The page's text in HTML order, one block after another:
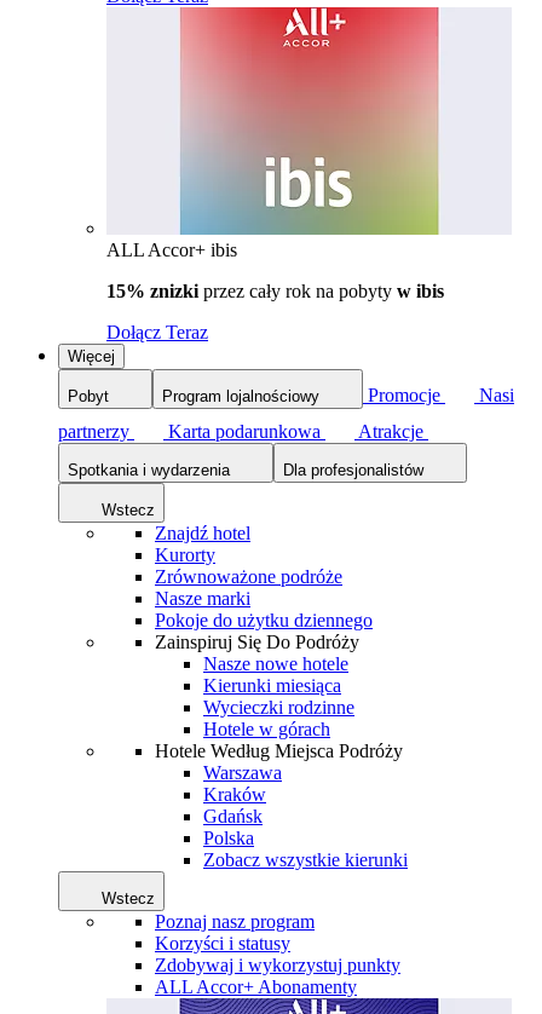
ALL Accor+ ibis
15% znizki przez cały rok na pobyty w ibis
Dołącz Teraz
Więcej
Pobyt Program lojalnościowy Promocje
Nasi
partnerzy
Karta podarunkowa Atrakcje
Spotkania i wydarzenia Dla profesjonalistów
Wstecz
Znajdź hotel
Kurorty
Zrównoważone podróże
Nasze marki
Pokoje do użytku dziennego
Zainspiruj Się Do Podróży
Nasze nowe hotele
Kierunki miesiąca
Wycieczki rodzinne
Hotele w górach
Hotele Według Miejsca Podróży
Warszawa
Kraków
Gdańsk
Polska
Zobacz wszystkie kierunki
Wstecz
Poznaj nasz program
Korzyści i statusy
Zdobywaj i wykorzystuj punkty
ALL Accor+ Abonamenty